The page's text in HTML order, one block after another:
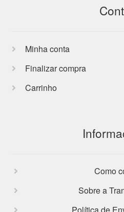
Minha conta
Finalizar compra
Carrinho
Como
Sobre a